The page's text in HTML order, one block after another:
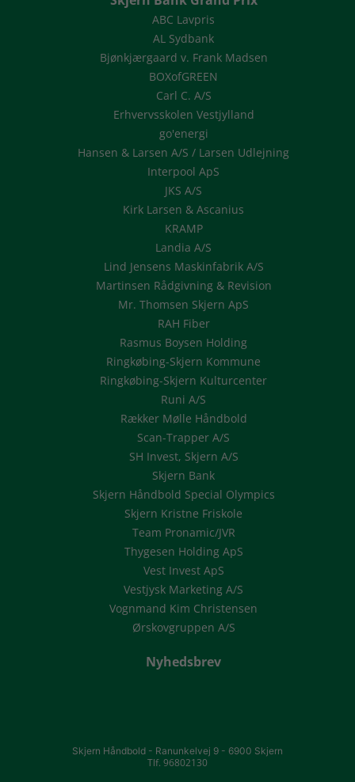
ABC Lavpris
AL Sydbank
Bjønkjærgaard v. Frank Madsen
BOXofGREEN
Carl C. A/S
Erhvervsskolen Vestjylland
go'energi
Hansen & Larsen A/S / Larsen Udlejning
Interpool ApS
JKS A/S
Kirk Larsen & Ascanius
KRAMP
Landia A/S
Lind Jensens Maskinfabrik A/S
Martinsen Rådgivning & Revision
Mr. Thomsen Skjern ApS
RAH Fiber
Rasmus Boysen Holding
Ringkøbing-Skjern Kommune
Ringkøbing-Skjern Kulturcenter
Runi A/S
Rækker Mølle Håndbold
Scan-Trapper A/S
SH Invest, Skjern A/S
Skjern Bank
Skjern Håndbold Special Olympics
Skjern Kristne Friskole
Team Pronamic/JVR
Thygesen Holding ApS
Vest Invest ApS
Vestjysk Marketing A/S
Vognmand Kim Christensen
Ørskovgruppen A/S
Nyhedsbrev
Skjern Håndbold - Ranunkelvej 9 - 6900 Skjern
Tlf. 96802130